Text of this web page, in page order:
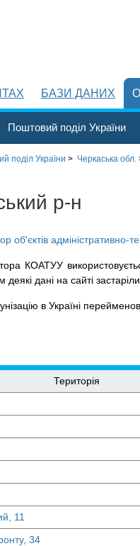
БАЗИ ДАНИХ
Поштовий поділ України
поділ України > Черкаська обл.
р-н
об'єктів адміністративно-
КОАТУУ
дані на сайті
в Україні
Територія
11
34